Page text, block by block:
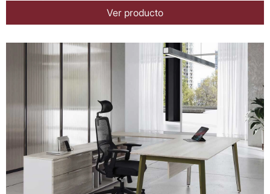
Ver producto